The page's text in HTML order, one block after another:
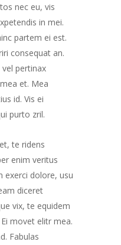
nec eu, vis
in mei.
partem ei est.
consequat an.
pertinax
et. Mea
id. Vis ei
purto zril.
te ridens
enim veritus
exerci dolore, usu
diceret
vix, te equidem
movet elitr mea.
Fabulas